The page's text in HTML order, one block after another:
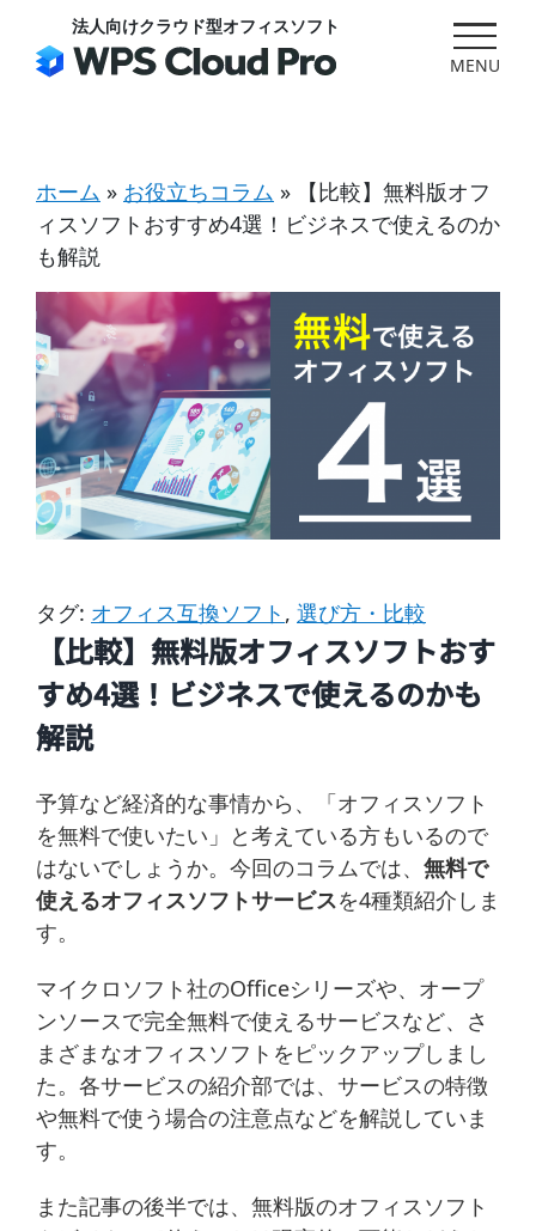
content
法人向けクラウド型オフィスソフト
ホーム » お役立ちコラム »
【比較】無料版オフ
ィスソフトおすすめ4選！ビジネスで使えるのか
も解説
タグ: オフィス互換ソフト , 選び方・比較
【比較】無料版オフィスソフトおす
すめ4選！ビジネスで使えるのかも
解説
予算など経済的な事情から、「オフィスソフト
を無料で使いたい」と考えている方もいるので
はないでしょうか。今回のコラムでは、 無料で
使えるオフィスソフトサービスを4種類紹介しま
す。
マイクロソフト社のOfficeシリーズや、オープ
ンソースで完全無料で使えるサービスなど、さ
まざまなオフィスソフトをピックアップしまし
た。各サービスの紹介部では、サービスの特徴
や無料で使う場合の注意点などを解説していま
す。
また記事の後半では、無料版のオフィスソフト